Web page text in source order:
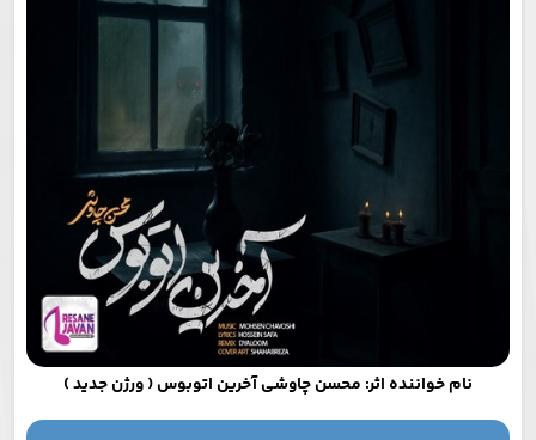
نام خواننده اثر: محسن چاوشی آخرین اتوبوس ( ورژن جدید )